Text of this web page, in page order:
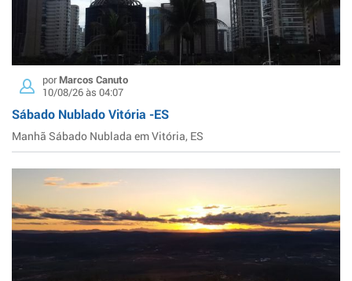
porMarcos Canuto
10/08/26 às 04:07
Sábado Nublado Vitória -ES
Manhã Sábado Nublada em Vitória, ES